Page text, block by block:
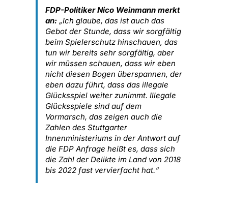
FDP-Politiker Nico Weinmann merkt
an:„Ich glaube, das ist auch das
Gebot der Stunde, dass wir sorgfältig
beim Spielerschutz hinschauen, das
tun wir bereits sehr sorgfältig, aber
wir müssen schauen, dass wir eben
nicht diesen Bogen überspannen, der
eben dazu führt, dass das illegale
Glücksspiel weiter zunimmt. Illegale
Glücksspiele sind auf dem
Vormarsch, das zeigen auch die
Zahlen des Stuttgarter
Innenministeriums in der Antwort auf
die FDP Anfrage heißt es, dass sich
die Zahl der Delikte im Land von 2018
bis 2022 fast vervierfacht hat.“